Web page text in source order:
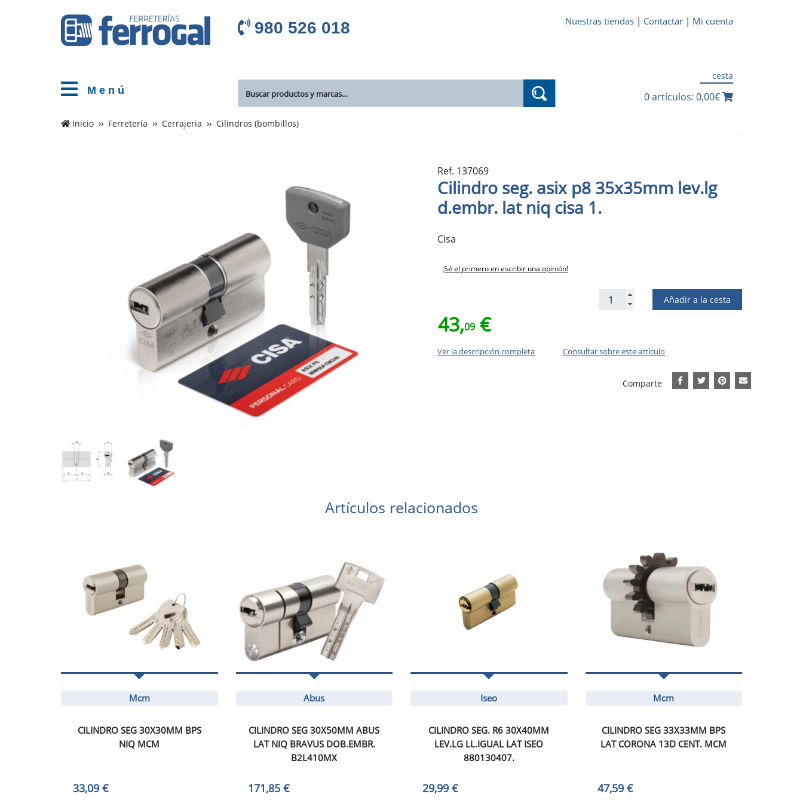
M e n ú
980 526 018 Nuestras tiendas | Contactar | Mi cuenta
cesta
0 artículos: 0,00€
Inicio Ferretería Cerrajeria Cilindros (bombillos)
Ref. 137069
Cilindro seg. asix p8 35x35mm lev.lg
d.embr. lat niq cisa 1.
Cisa
¡Sé el primero en escribir una opinión!
Añadir a la cesta
43,09 €
Ver la descripción completa Consultar sobre este artículo
Comparte
Artículos relacionados
Mcm
CILINDRO SEG 30X30MM BPS
NIQ MCM
33,09 €
Abus
CILINDRO SEG 30X50MM ABUS
LAT NIQ BRAVUS DOB.EMBR.
B2L410MX
171,85 €
Iseo
CILINDRO SEG. R6 30X40MM
LEV.LG LL.IGUAL LAT ISEO
880130407.
29,99 €
Mcm
CILINDRO SEG 33X33MM BPS
LAT CORONA 13D CENT. MCM
47,59 €